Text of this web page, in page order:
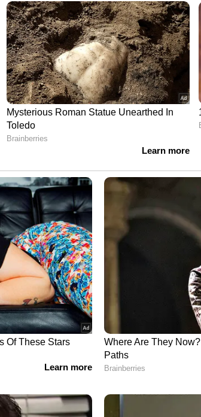
കോടതി വരാന്തകൾ കയറിയിറങ്ങുകയാണ്
രാത്രി പന്ത്രണ്ട്
നിഷ പല ഉദ്യോഗസ്ഥരോടും കഴിഞ്ഞ
വ്യക്തമായ മറുപടിയില്ല.